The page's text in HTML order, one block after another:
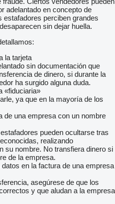
adelantado en concepto de
perciben grandes
sin dejar huella.
la tarjeta
sin documentación que
de dinero, si durante la
ha surgido alguna duda.
«fiduciaria»
ya que en la mayoría de los
de una empresa con un nombre
pueden ocultarse tras
realizando
su nombre. No transfiera dinero si
de la empresa.
en la factura de una empresa
asegúrese de que los
y que aludan a la empresa